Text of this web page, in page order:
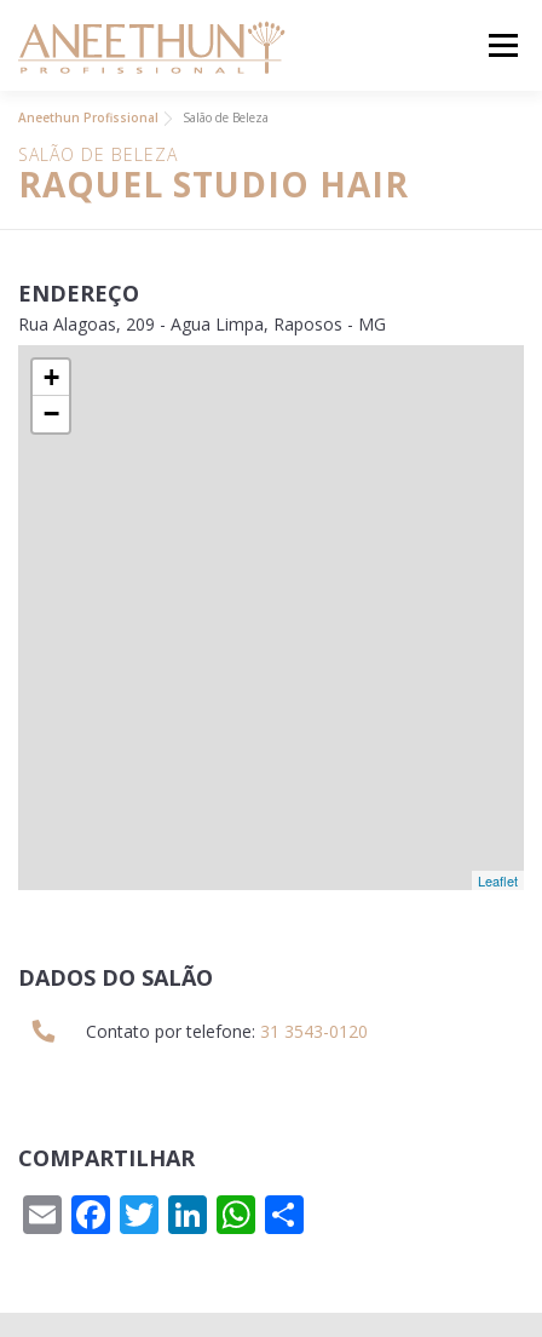
para
Menu
INSTITUCIONAL
PRODUTOS
ACADEMIA ON
CONTATO
ANEETHUN PRO
Aneethun Profissional Salão de Beleza
SALÃO DE BELEZA
RAQUEL STUDIO HAIR
ENDEREÇO
Rua Alagoas, 209 - Agua Limpa, Raposos - MG
+
−
Leaflet
DADOS DO SALÃO
Contato por telefone: 31 3543-0120
COMPARTILHAR
EmailFacebook
Twitter
LinkedIn
WhatsApp